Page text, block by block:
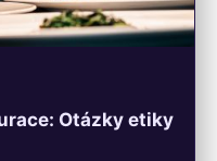
Otázky etiky